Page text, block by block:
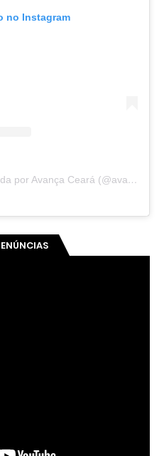
no Instagram
Uma publicação compartilhada por Avança Ceará (@avancaceara)